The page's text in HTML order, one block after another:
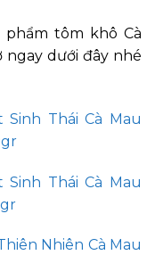
tôm khô Cà
ngay dưới đây nhé
Sinh Thái Cà Mau
Sinh Thái Cà Mau
Nhiên Cà Mau